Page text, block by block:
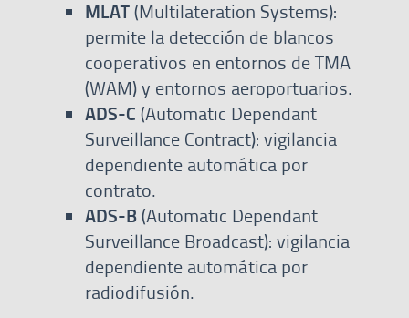
MLAT(Multilateration Systems):
permite la detección de blancos
cooperativos en entornos de TMA
(WAM) y entornos aeroportuarios.
ADS-C (Automatic Dependant
Surveillance Contract): vigilancia
dependiente automática por
contrato.
ADS-B(Automatic Dependant
Surveillance Broadcast): vigilancia
dependiente automática por
radiodifusión.